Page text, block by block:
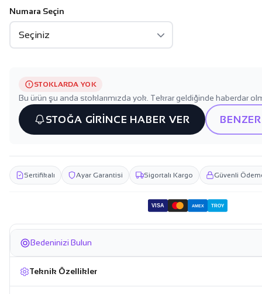
Numara Seçin
STOKLARDA YOK
Bu ürün şu anda stoklarımızda yok. Tekrar geldiğinde haberdar
STOĞA GİRİNCE HABER VER
Sertifikalı Ayar Garantisi Sigortalı Kargo Güvenli
VISA AMEX TROY
Bedeninizi Bulun
Teknik Özellikler